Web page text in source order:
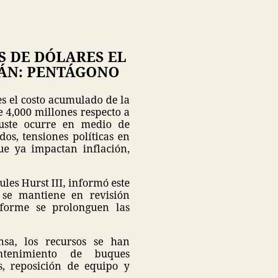
DE DÓLARES EL
PENTÁGONO
el costo acumulado de la
millones respecto a
ocurre en medio de
tensiones políticas en
ya impactan inflación,
Hurst III, informó este
mantiene en revisión
se prolonguen las
los recursos se han
de buques
reposición de equipo y